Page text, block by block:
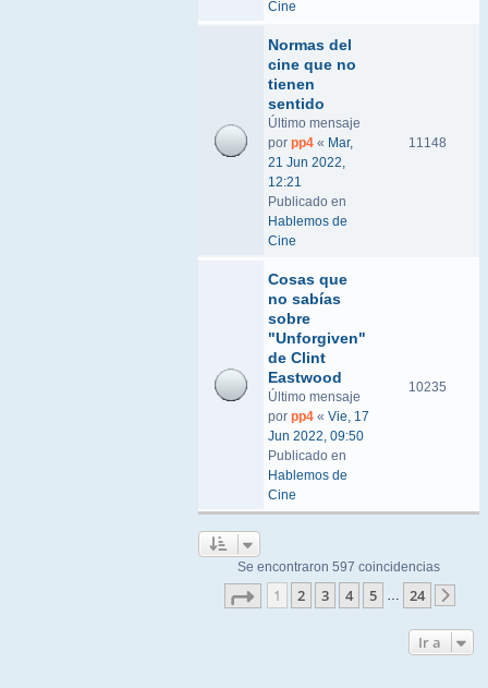
Cine
Normas del
cine que no
tienen
sentido
Último mensaje
por pp4 « Mar,
21 Jun 2022,
12:21
Publicado en
Hablemos de
Cine
11148
Cosas que
no sabías
sobre
"Unforgiven"
de Clint
Eastwood
Último mensaje
por pp4 « Vie, 17
Jun 2022, 09:50
Publicado en
Hablemos de
Cine
10235
Se encontraron 597 coincidencias
Página de 24
1 2 3 4 5 … 24
Ir a